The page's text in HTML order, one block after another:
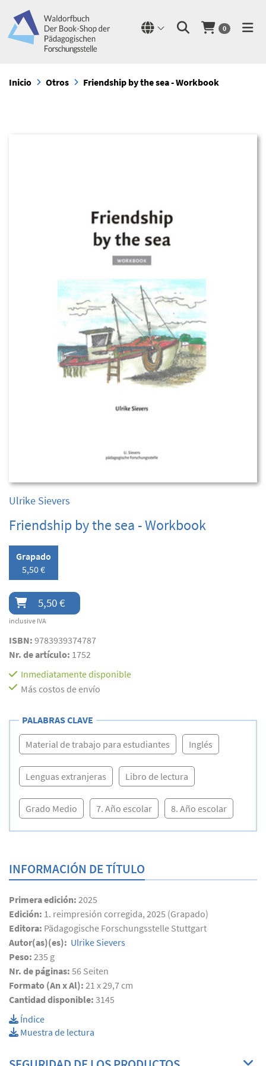
0
Inicio Otros Friendship by the sea - Workbook
Ulrike Sievers
Friendship by the sea - Workbook
Grapado
5,50 €
5,50 €
inclusive IVA
ISBN: 9783939374787
Nr. de artículo: 1752
Inmediatamente disponible
Más costos de envío
PALABRAS CLAVE
Material de trabajo para estudiantes Inglés
Lenguas extranjeras Libro de lectura
Grado Medio 7. Año escolar 8. Año escolar
INFORMACIÓN DE TÍTULO
Primera edición: 2025
Edición: 1. reimpresión corregida, 2025 (Grapado)
Editora: Pädagogische Forschungsstelle Stuttgart
Autor(as)(es): Ulrike Sievers
Peso: 235 g
Nr. de páginas: 56 Seiten
Formato (An x Al): 21 x 29,7 cm
Cantidad disponible: 3145
Índice
Muestra de lectura